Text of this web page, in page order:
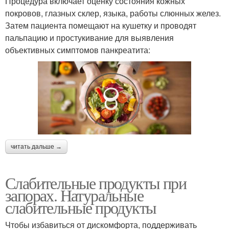
покровов, глазных склер, языка, работы слюнных желез.
Затем пациента помещают на кушетку и проводят
пальпацию и простукивание для выявления
объективных симптомов панкреатита:
читать дальше →
Слабительные продукты при
запорах. Натуральные
слабительные продукты
Чтобы избавиться от дискомфорта, поддерживать